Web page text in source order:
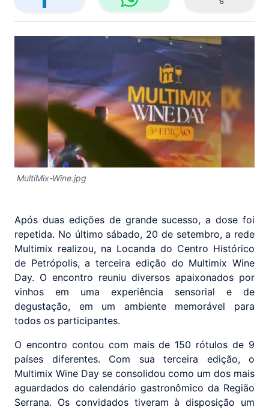
MultiMix-Wine.jpg
Após duas edições de grande sucesso, a dose foi
repetida. No último sábado, 20 de setembro, a rede
Multimix realizou, na Locanda do Centro Histórico
de Petrópolis, a terceira edição do Multimix Wine
Day. O encontro reuniu diversos apaixonados por
vinhos em uma experiência sensorial e de
degustação, em um ambiente memorável para
todos os participantes.
O encontro contou com mais de 150 rótulos de 9
países diferentes. Com sua terceira edição, o
Multimix Wine Day se consolidou como um dos mais
aguardados do calendário gastronômico da Região
Serrana. Os convidados tiveram à disposição um